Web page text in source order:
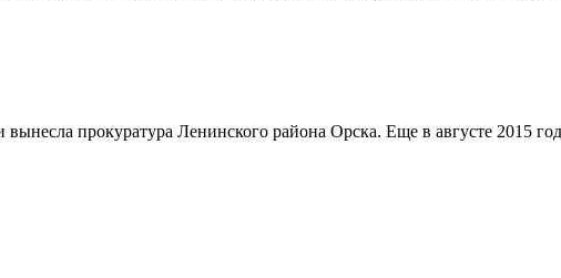
прокуратура Ленинского района Орска. Еще в августе 2015